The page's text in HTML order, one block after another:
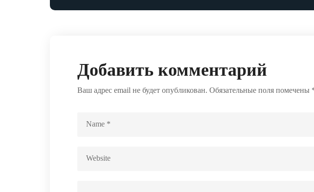
Добавить комментарий
Ваш адрес email не будет опубликован. Обязательные поля помечены